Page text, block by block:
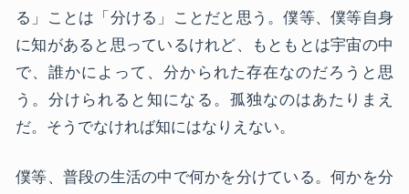
る」ことは「分ける」ことだと思う。僕等、僕等自身
に知があると思っているけれど、もともとは宇宙の中
で、誰かによって、分かられた存在なのだろうと思
う。分けられると知になる。孤独なのはあたりまえ
だ。そうでなければ知にはなりえない。
僕等、普段の生活の中で何かを分けている。何かを分